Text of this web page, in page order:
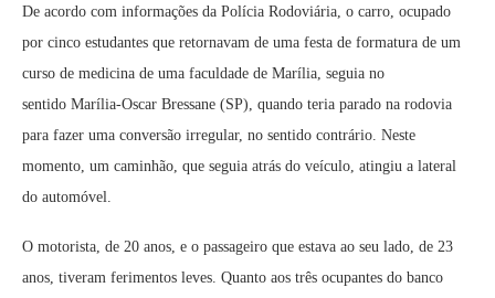
De acordo com informações da Polícia Rodoviária, o carro, ocupado
por cinco estudantes que retornavam de uma festa de formatura de um
curso de medicina de uma faculdade de Marília, seguia no
sentido Marília-Oscar Bressane (SP), quando teria parado na rodovia
para fazer uma conversão irregular, no sentido contrário. Neste
momento, um caminhão, que seguia atrás do veículo, atingiu a lateral
do automóvel.
O motorista, de 20 anos, e o passageiro que estava ao seu lado, de 23
anos, tiveram ferimentos leves. Quanto aos três ocupantes do banco